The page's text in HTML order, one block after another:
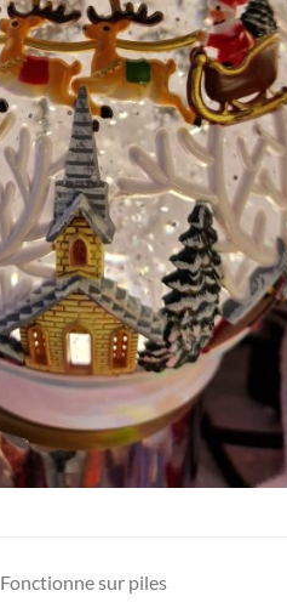
Fonctionne sur piles